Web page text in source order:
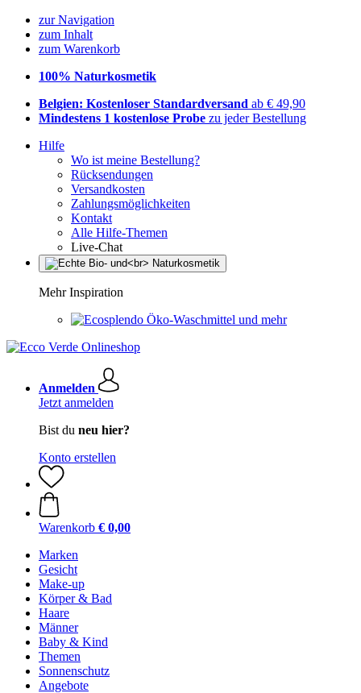
zur Navigation
zum Inhalt
zum Warenkorb
100% Naturkosmetik
Belgien: Kostenloser Standardversand ab € 49,90
Mindestens 1 kostenlose Probe zu jeder Bestellung
Hilfe
Wo ist meine Bestellung?
Rücksendungen
Versandkosten
Zahlungsmöglichkeiten
Kontakt
Alle Hilfe-Themen
Live-Chat
Mehr Inspiration
Öko-Waschmittel und mehr
Anmelden
Jetzt anmelden
Bist du neu hier?
Konto erstellen
Warenkorb € 0,00
Marken
Gesicht
Make-up
Körper & Bad
Haare
Männer
Baby & Kind
Themen
Sonnenschutz
Angebote